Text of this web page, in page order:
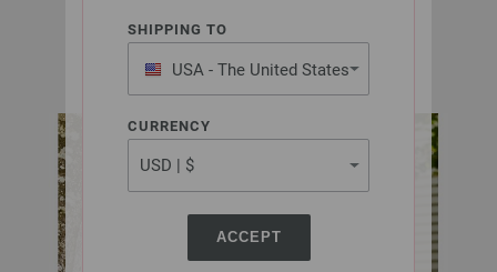
SHIPPING TO
USA - The United States
of America
CURRENCY
ACCEPT
LANDLUST No. 4/2024 | Модель 1